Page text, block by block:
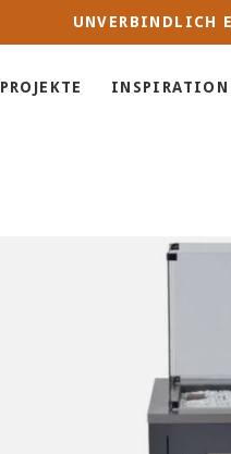
UNVERBINDLICH
PROJEKTE INSPIRATION